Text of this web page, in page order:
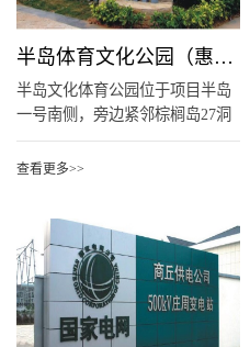
半岛体育文化公园（惠阳）
半岛文化体育公园位于项目半岛
一号南侧，旁边紧邻棕榈岛27洞
高...
查看更多>>